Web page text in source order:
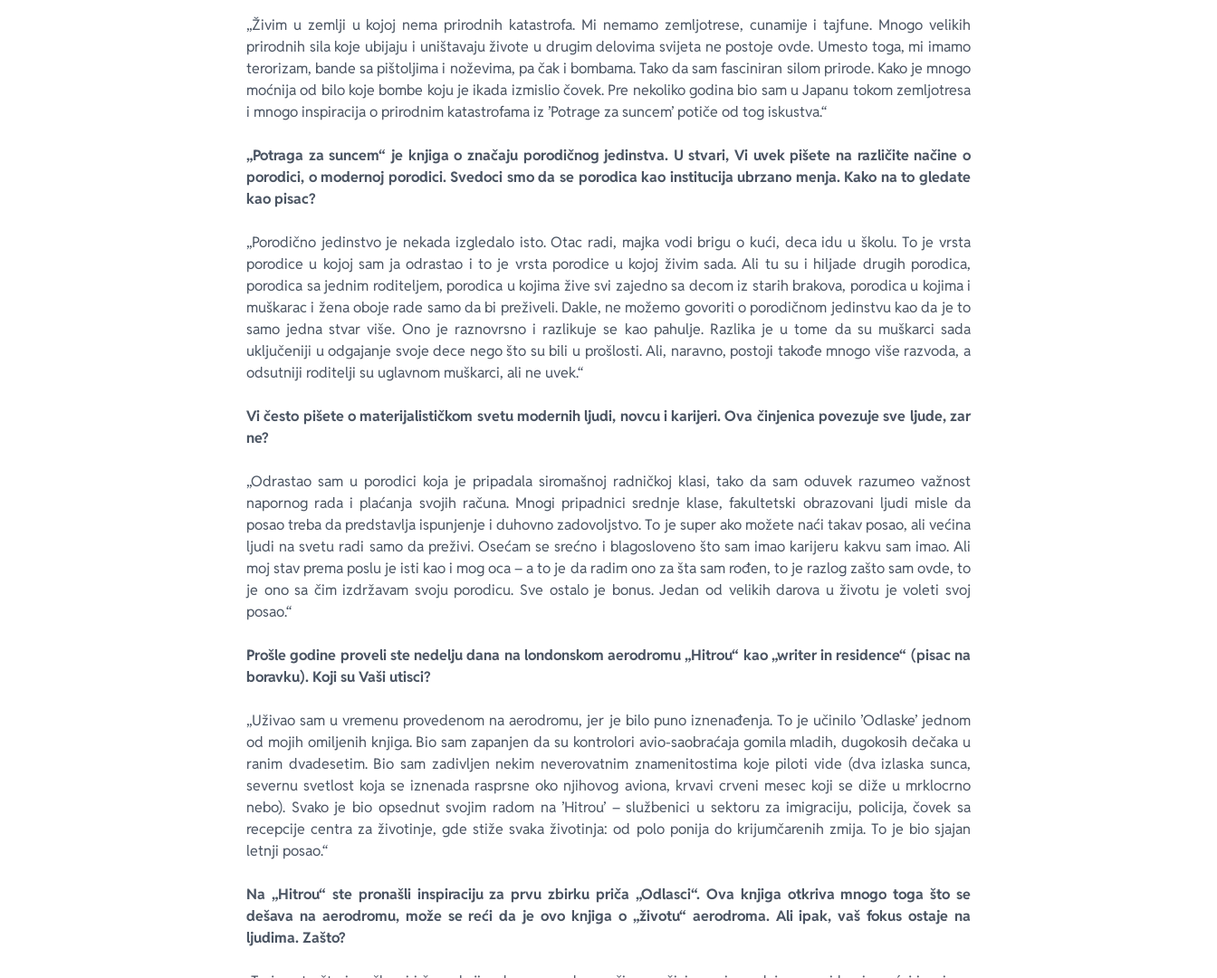
„Živim u zemlji u kojoj nema prirodnih katastrofa. Mi nemamo zemljotrese, cunamije i tajfune. Mnogo velikih
prirodnih sila koje ubijaju i uništavaju živote u drugim delovima svijeta ne postoje ovde. Umesto toga, mi imamo
terorizam, bande sa pištoljima i noževima, pa čak i bombama. Tako da sam fasciniran silom prirode. Kako je mnogo
moćnija od bilo koje bombe koju je ikada izmislio čovek. Pre nekoliko godina bio sam u Japanu tokom zemljotresa
i mnogo inspiracija o prirodnim katastrofama iz ’Potrage za suncem’ potiče od tog iskustva.“
„Potraga za suncem“ je knjiga o značaju porodičnog jedinstva. U stvari, Vi uvek pišete na različite načine o
porodici, o modernoj porodici. Svedoci smo da se porodica kao institucija ubrzano menja. Kako na to gledate
kao pisac?
„Porodično jedinstvo je nekada izgledalo isto. Otac radi, majka vodi brigu o kući, deca idu u školu. To je vrsta
porodice u kojoj sam ja odrastao i to je vrsta porodice u kojoj živim sada. Ali tu su i hiljade drugih porodica,
porodica sa jednim roditeljem, porodica u kojima žive svi zajedno sa decom iz starih brakova, porodica u kojima i
muškarac i žena oboje rade samo da bi preživeli. Dakle, ne možemo govoriti o porodičnom jedinstvu kao da je to
samo jedna stvar više. Ono je raznovrsno i razlikuje se kao pahulje. Razlika je u tome da su muškarci sada
uključeniji u odgajanje svoje dece nego što su bili u prošlosti. Ali, naravno, postoji takođe mnogo više razvoda, a
odsutniji roditelji su uglavnom muškarci, ali ne uvek.“
Vi često pišete o materijalističkom svetu modernih ljudi, novcu i karijeri. Ova činjenica povezuje sve ljude, zar
ne?
„Odrastao sam u porodici koja je pripadala siromašnoj radničkoj klasi, tako da sam oduvek razumeo važnost
napornog rada i plaćanja svojih računa. Mnogi pripadnici srednje klase, fakultetski obrazovani ljudi misle da
posao treba da predstavlja ispunjenje i duhovno zadovoljstvo. To je super ako možete naći takav posao, ali većina
ljudi na svetu radi samo da preživi. Osećam se srećno i blagosloveno što sam imao karijeru kakvu sam imao. Ali
moj stav prema poslu je isti kao i mog oca – a to je da radim ono za šta sam rođen, to je razlog zašto sam ovde, to
je ono sa čim izdržavam svoju porodicu. Sve ostalo je bonus. Jedan od velikih darova u životu je voleti svoj
posao.“
Prošle godine proveli ste nedelju dana na londonskom aerodromu „Hitrou“ kao „writer in residence“ (pisac na
boravku). Koji su Vaši utisci?
„Uživao sam u vremenu provedenom na aerodromu, jer je bilo puno iznenađenja. To je učinilo ’Odlaske’ jednom
od mojih omiljenih knjiga. Bio sam zapanjen da su kontrolori avio-saobraćaja gomila mladih, dugokosih dečaka u
ranim dvadesetim. Bio sam zadivljen nekim neverovatnim znamenitostima koje piloti vide (dva izlaska sunca,
severnu svetlost koja se iznenada rasprsne oko njihovog aviona, krvavi crveni mesec koji se diže u mrklocrno
nebo). Svako je bio opsednut svojim radom na ’Hitrou’ – službenici u sektoru za imigraciju, policija, čovek sa
recepcije centra za životinje, gde stiže svaka životinja: od polo ponija do krijumčarenih zmija. To je bio sjajan
letnji posao.“
Na „Hitrou“ ste pronašli inspiraciju za prvu zbirku priča „Odlasci“. Ova knjiga otkriva mnogo toga što se
dešava na aerodromu, može se reći da je ovo knjiga o „životu“ aerodroma. Ali ipak, vaš fokus ostaje na
ljudima. Zašto?